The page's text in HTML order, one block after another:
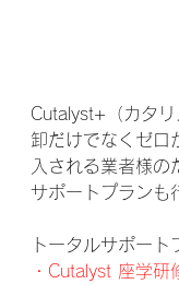
Cutalyst+（カタ
卸だけでなくゼロ
入される業者様の
サポートプランも
トータルサポート
・Cutalyst 座学研